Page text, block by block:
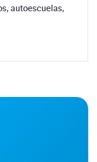
autoescuelas,